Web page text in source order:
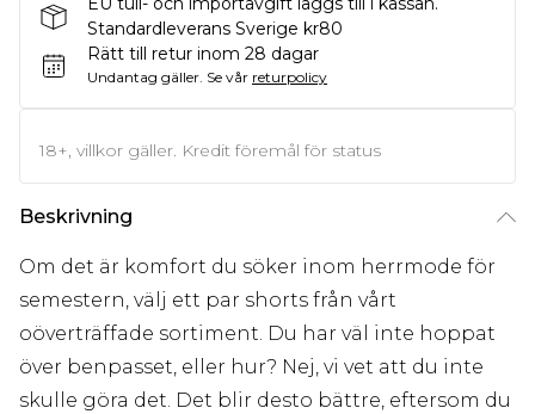
Standardleverans Sverige kr80
Rätt till retur inom 28 dagar
Undantag gäller. Se vår returpolicy
18+, villkor gäller. Kredit föremål för status
Beskrivning
Om det är komfort du söker inom herrmode för
semestern, välj ett par shorts från vårt
oöverträffade sortiment. Du har väl inte hoppat
över benpasset, eller hur? Nej, vi vet att du inte
skulle göra det. Det blir desto bättre, eftersom du